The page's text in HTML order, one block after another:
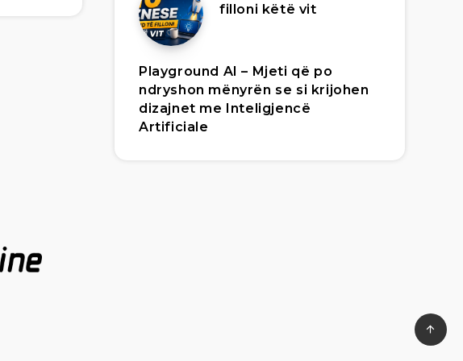
filloni këtë vit
Playground AI – Mjeti që po
ndryshon mënyrën se si krijohen
dizajnet me Inteligjencë
Artificiale